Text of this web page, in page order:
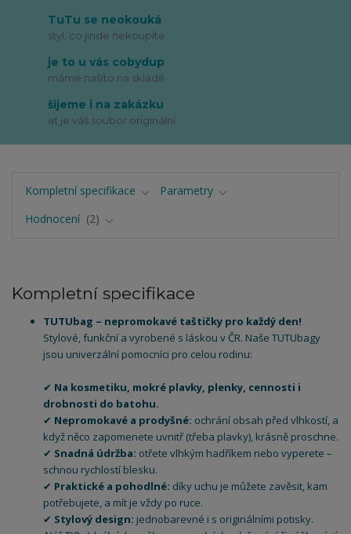
TuTu se neokouká
styl, co jinde nekoupíte
je to u vás cobydup
máme našito na skladě
šijeme i na zakázku
ať je váš soubor originální
Kompletní specifikace
Parametry
Hodnocení
2
Kompletní specifikace
TUTUbag – nepromokavé taštičky pro každý den!
Stylové, funkční a vyrobené s láskou v ČR. Naše TUTUbagy
jsou univerzální pomocníci pro celou rodinu:
✔ Na kosmetiku, mokré plavky, plenky, cennosti i
drobnosti do batohu.
✔ Nepromokavé a prodyšné: ochrání obsah před vlhkostí, a
když něco zapomenete uvnitř (třeba plavky), krásně proschne.
✔ Snadná údržba: otřete vlhkým hadříkem nebo vyperete –
schnou rychlostí blesku.
✔ Praktické a pohodlné: díky uchu je můžete zavěsit, kam
potřebujete, a mít je vždy po ruce.
✔ Stylový design: jednobarevné i s originálními potisky.